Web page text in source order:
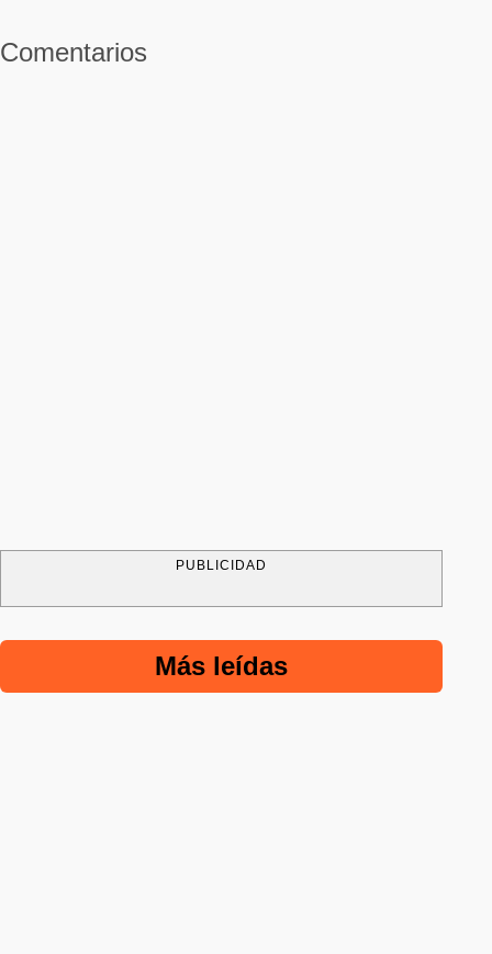
Comentarios
PUBLICIDAD
Más leídas